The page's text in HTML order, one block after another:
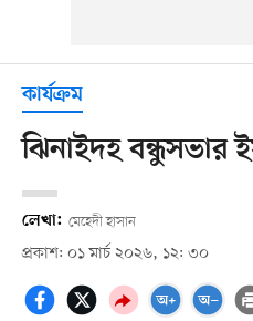
কার্যক্রম
ঝিনাইদহ বন্ধুসভার
লেখা: মেহেদী হাসান
প্রকাশ: ০১ মার্চ ২০২৬, ১২: ৩০